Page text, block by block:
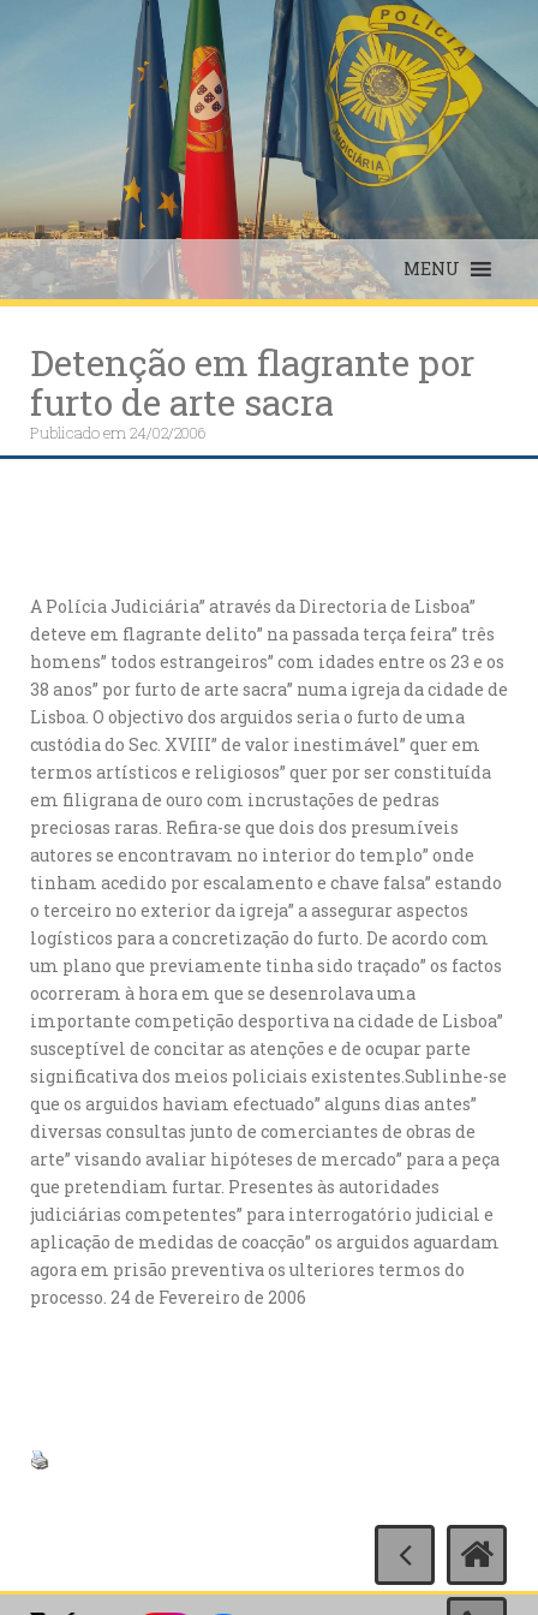
MENU
Detenção em flagrante por
furto de arte sacra
Publicado em24/02/2006
A Polícia Judiciária” através da Directoria de Lisboa”
deteve em flagrante delito” na passada terça feira” três
homens” todos estrangeiros” com idades entre os 23 e os
38 anos” por furto de arte sacra” numa igreja da cidade de
Lisboa. O objectivo dos arguidos seria o furto de uma
custódia do Sec. XVIII” de valor inestimável” quer em
termos artísticos e religiosos” quer por ser constituída
em filigrana de ouro com incrustações de pedras
preciosas raras. Refira-se que dois dos presumíveis
autores se encontravam no interior do templo” onde
tinham acedido por escalamento e chave falsa” estando
o terceiro no exterior da igreja” a assegurar aspectos
logísticos para a concretização do furto. De acordo com
um plano que previamente tinha sido traçado” os factos
ocorreram à hora em que se desenrolava uma
importante competição desportiva na cidade de Lisboa”
susceptível de concitar as atenções e de ocupar parte
significativa dos meios policiais existentes.Sublinhe-se
que os arguidos haviam efectuado” alguns dias antes”
diversas consultas junto de comerciantes de obras de
arte” visando avaliar hipóteses de mercado” para a peça
que pretendiam furtar. Presentes às autoridades
judiciárias competentes” para interrogatório judicial e
aplicação de medidas de coacção” os arguidos aguardam
agora em prisão preventiva os ulteriores termos do
processo. 24 de Fevereiro de 2006